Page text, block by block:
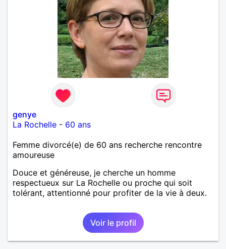
genye
La Rochelle - 60 ans
Femme divorcé(e) de 60 ans recherche rencontre
amoureuse
Douce et généreuse, je cherche un homme
respectueux sur La Rochelle ou proche qui soit
tolérant, attentionné pour profiter de la vie à deux.
Voir le profil